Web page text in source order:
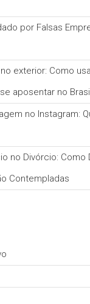
por Falsas
exterior: Como
aposentar no
no Instagram:
no Divórcio: Como
Contempladas